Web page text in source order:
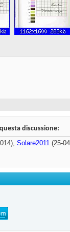
discussione:
Solare2011 (25-